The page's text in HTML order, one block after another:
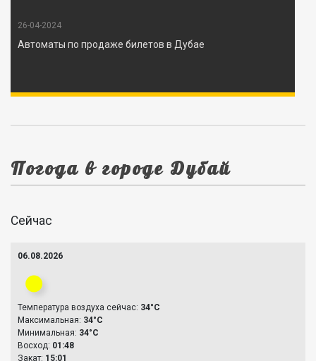
26-04-2024
Автоматы по продаже билетов в Дубае
Погода в городе Дубай
Сейчас
06.08.2026
Температура воздуха сейчас: 34°C
Максимальная: 34°C
Минимальная: 34°C
Восход: 01:48
Закат: 15:01